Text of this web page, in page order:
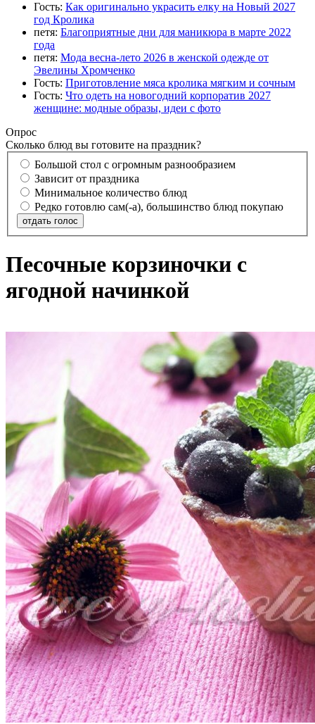
Гость: Как оригинально украсить елку на Новый 2027
год Кролика
петя: Благоприятные дни для маникюра в марте 2022
года
петя: Мода весна-лето 2026 в женской одежде от
Эвелины Хромченко
Гость: Приготовление мяса кролика мягким и сочным
Гость: Что одеть на новогодний корпоратив 2027
женщине: модные образы, идеи с фото
Опрос
Сколько блюд вы готовите на праздник?
Большой стол с огромным разнообразием
Зависит от праздника
Минимальное количество блюд
Редко готовлю сам(-а), большинство блюд покупаю
отдать голос
Песочные корзиночки с
ягодной начинкой